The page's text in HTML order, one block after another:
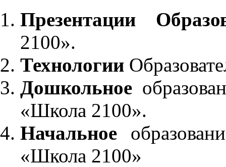
Презентации
2100».
Технологии
Дошкольное
«Школа 2100».
Начальное
«Школа 2100»